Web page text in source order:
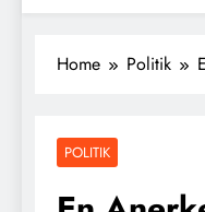
Home Politik
POLITIK